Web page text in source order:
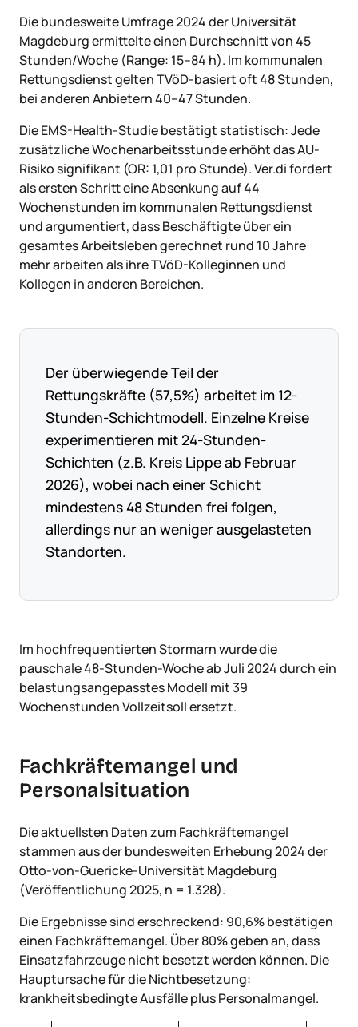
Die bundesweite Umfrage 2024 der Universität
Magdeburg ermittelte einen Durchschnitt von 45
Stunden/Woche (Range: 15–84 h). Im kommunalen
Rettungsdienst gelten TVöD-basiert oft 48 Stunden,
bei anderen Anbietern 40–47 Stunden.
Die EMS-Health-Studie bestätigt statistisch: Jede
zusätzliche Wochenarbeitsstunde erhöht das AU-
Risiko signifikant (OR: 1,01 pro Stunde). Ver.di fordert
als ersten Schritt eine Absenkung auf 44
Wochenstunden im kommunalen Rettungsdienst
und argumentiert, dass Beschäftigte über ein
gesamtes Arbeitsleben gerechnet rund 10 Jahre
mehr arbeiten als ihre TVöD-Kolleginnen und
Kollegen in anderen Bereichen.
Der überwiegende Teil der
Rettungskräfte (57,5%) arbeitet im 12-
Stunden-Schichtmodell. Einzelne Kreise
experimentieren mit 24-Stunden-
Schichten (z.B. Kreis Lippe ab Februar
2026), wobei nach einer Schicht
mindestens 48 Stunden frei folgen,
allerdings nur an weniger ausgelasteten
Standorten.
Im hochfrequentierten Stormarn wurde die
pauschale 48-Stunden-Woche ab Juli 2024 durch ein
belastungsangepasstes Modell mit 39
Wochenstunden Vollzeitsoll ersetzt.
Fachkräftemangel und
Personalsituation
Die aktuellsten Daten zum Fachkräftemangel
stammen aus der bundesweiten Erhebung 2024 der
Otto-von-Guericke-Universität Magdeburg
(Veröffentlichung 2025, n = 1.328).
Die Ergebnisse sind erschreckend: 90,6% bestätigen
einen Fachkräftemangel. Über 80% geben an, dass
Einsatzfahrzeuge nicht besetzt werden können. Die
Hauptursache für die Nichtbesetzung:
krankheitsbedingte Ausfälle plus Personalmangel.